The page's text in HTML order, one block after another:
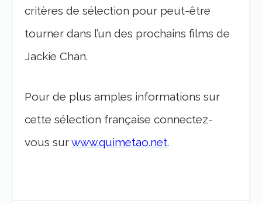
critères de sélection pour peut-être
tourner dans l’un des prochains films de
Jackie Chan.
Pour de plus amples informations sur
cette sélection française connectez-
vous surwww.quimetao.net.